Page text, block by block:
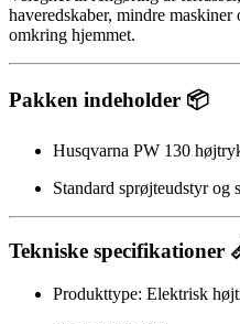
haveredskaber, mindre
omkring hjemmet.
Pakken indeholder 📦
Husqvarna PW 130
Standard sprøjteudstyr og
Tekniske specifikationer
Produkttype: Elektrisk